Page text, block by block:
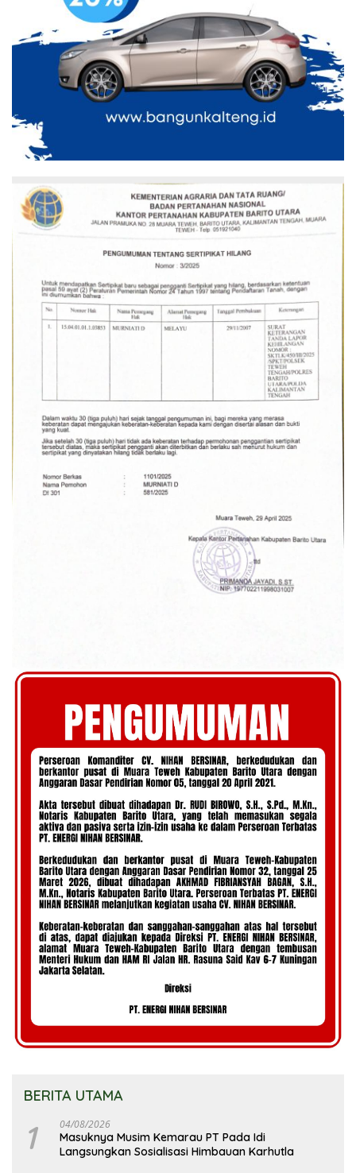
BERITA UTAMA
1 04/08/2026
Masuknya Musim Kemarau PT Pada Idi
Langsungkan Sosialisasi Himbauan Karhutla